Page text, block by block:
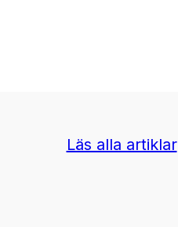
Läs alla artiklar